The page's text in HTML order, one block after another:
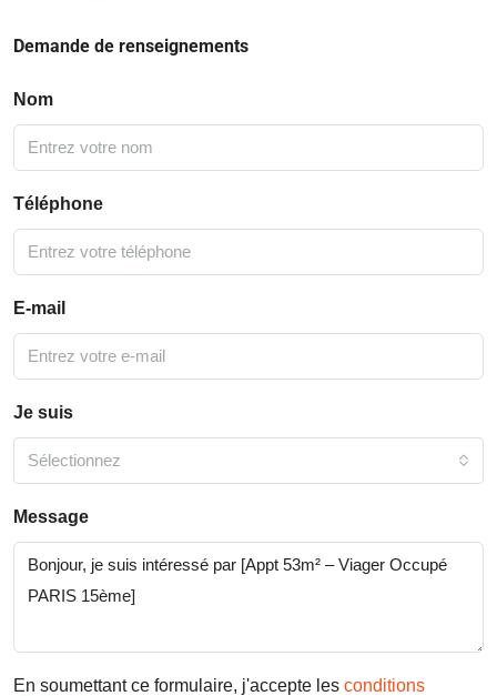
Demande de renseignements
Nom
Téléphone
E-mail
Je suis
Sélectionnez
Message
En soumettant ce formulaire, j'accepte les conditions